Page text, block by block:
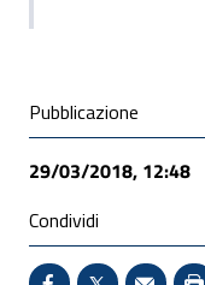
Condivisione
Pubblicazione
29/03/2018, 12:48
Condividi